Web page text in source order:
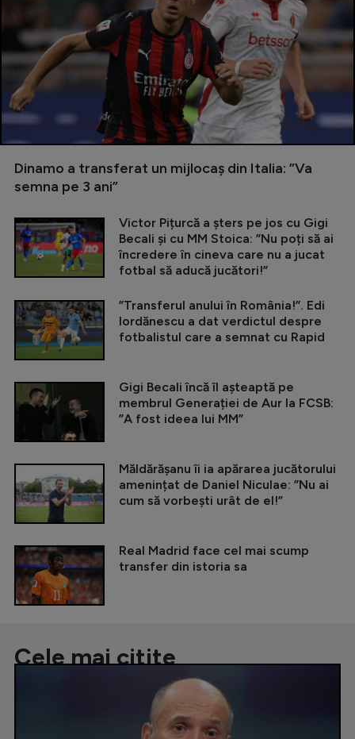
Dinamo a transferat un mijlocaș din Italia: ”Va
semna pe 3 ani”
Victor Pițurcă a șters pe jos cu Gigi
Becali și cu MM Stoica: ”Nu poți să ai
încredere în cineva care nu a jucat
fotbal să aducă jucători!”
”Transferul anului în România!”. Edi
Iordănescu a dat verdictul despre
fotbalistul care a semnat cu Rapid
Gigi Becali încă îl așteaptă pe
membrul Generației de Aur la FCSB:
”A fost ideea lui MM”
Măldărășanu îi ia apărarea jucătorului
amenințat de Daniel Niculae: ”Nu ai
cum să vorbești urât de el!”
Real Madrid face cel mai scump
transfer din istoria sa
Cele mai citite